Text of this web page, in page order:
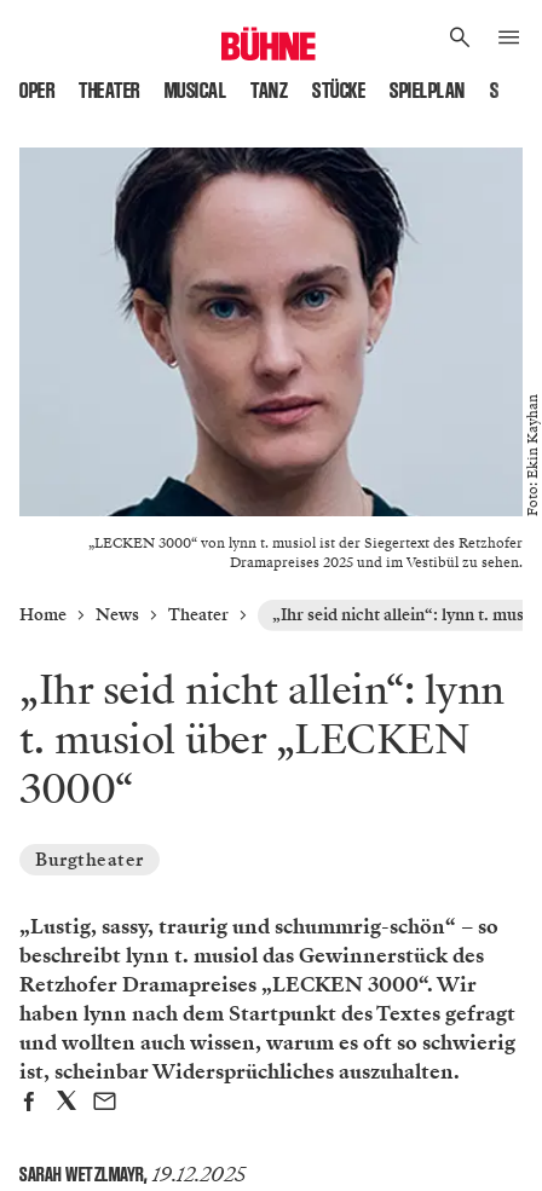
OPER THEATER MUSICAL TANZ STÜCKE SPIELPLAN
„LECKEN 3000“ von lynn t. musiol ist der Siegertext des Retzhofer
Dramapreises 2025 und im Vestibül zu sehen.
Foto: Ekin Kayhan
Home News Theater „Ihr seid nicht allein“: lynn t.
„Ihr seid nicht allein“: lynn
t. musiol über „LECKEN
3000“
Burgtheater
„Lustig, sassy, traurig und schummrig-schön“ – so
beschreibt lynn t. musiol das Gewinnerstück des
Retzhofer Dramapreises „LECKEN 3000“. Wir
haben lynn nach dem Startpunkt des Textes gefragt
und wollten auch wissen, warum es oft so schwierig
ist, scheinbar Widersprüchliches auszuhalten.
SARAH WETZLMAYR, 19.12.2025